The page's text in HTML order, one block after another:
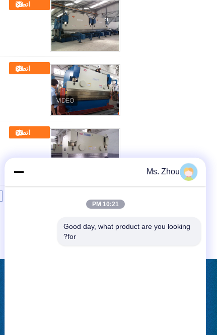
اتصل
اتصل
اتصل
Ms. Zhou
10:21 PM
Good day, what product are you looking
for?